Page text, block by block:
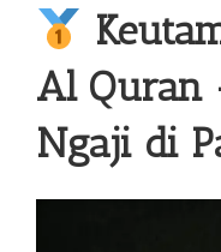
Al Quran
Ngaji di